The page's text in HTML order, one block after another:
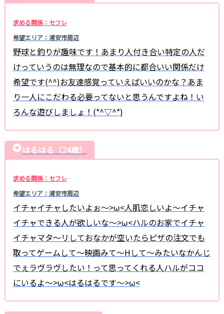
求める関係：セフレ
希望エリア：浦安市周辺
野球と釣りが趣味です！あまり人付き合い特定の人だ
けっていうのは無理なので基本的に都合いい関係だけ
希望です(^^)お友達感覚っていえばいいのかな？あま
り一人にこだわる必要ってないと思うんですよね！い
ろんな遊びしましょ！(*^▽^*)
はるはる（24歳）
求める関係：セフレ
希望エリア：浦安市周辺
イチャイチャしたいよぉ〜>ω<人肌恋しいよ〜イチャ
イチャできる人が欲しいな〜>ω<ハルのお家でイチャ
イチャマタ〜リしておなかが空いたらピザの注文でも
取ってゲームして〜映画みて〜Hして〜みたいなかんじ
でぇラヴラヴしたい！って思ってくれる人ハルがココ
にいるよ〜>ω<はるはるです〜>ω<